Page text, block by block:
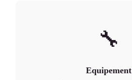
🔧
Equipement